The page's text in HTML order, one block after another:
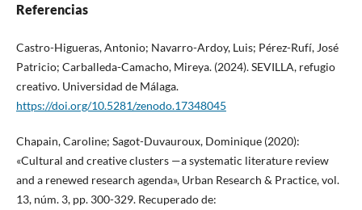
Referencias
Castro-Higueras, Antonio; Navarro-Ardoy, Luis; Pérez-Rufí, José
Patricio; Carballeda-Camacho, Mireya. (2024). SEVILLA, refugio
creativo. Universidad de Málaga.
https://doi.org/10.5281/zenodo.17348045
Chapain, Caroline; Sagot-Duvauroux, Dominique (2020):
«Cultural and creative clusters —a systematic literature review
and a renewed research agenda», Urban Research & Practice, vol.
13, núm. 3, pp. 300-329. Recuperado de: